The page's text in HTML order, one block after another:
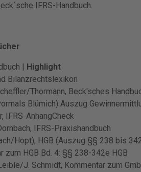
IFRS-Handbuch.
| Highlight
Bilanzrechtslexikon
Thormann, Beck'sches
Blümich) Auszug
IFRS-AnhangCheck
IFRS-Praxishandbuch
Hopt), HGB (Auszug §§ 238 bis
zum HGB Bd. 4: §§ 238-342e HGB
J. Schmidt, Kommentar zum